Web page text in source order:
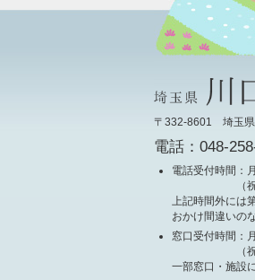
〒332-8601 埼玉県
電話：048-
電話受付時間 ：
（
上記時間外には
おかけ間違いの
窓口受付時間 ：
（
一部窓口・施設